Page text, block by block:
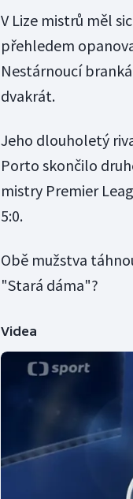
V Lize mistrů měl
přehledem
Nestárnoucí
dvakrát.
Jeho dlouholetý
Porto skončilo
mistry Premier
5:0.
Obě mužstva
"Stará dáma"?
Videa